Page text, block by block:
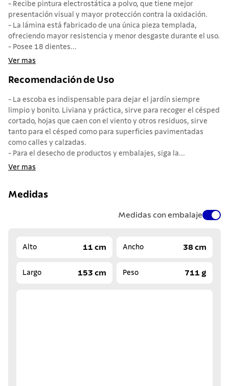
- Recibe pintura electrostática a polvo, que tiene mejor
presentación visual y mayor protección contra la oxidación.
- La lámina está fabricado de una única pieza templada,
ofreciendo mayor resistencia y menor desgaste durante el uso.
- Posee 18 dientes...
Ver mas
Recomendación de Uso
- La escoba es indispensable para dejar el jardín siempre
limpio y bonito. Liviana y práctica, sirve para recoger el césped
cortado, hojas que caen con el viento y otros residuos, sirve
tanto para el césped como para superficies pavimentadas
como calles y calzadas.
- Para el desecho de productos y embalajes, siga la...
Ver mas
Medidas
Medidas con embalaje
Alto 11 cm Ancho 38 cm
Largo 153 cm Peso 711 g